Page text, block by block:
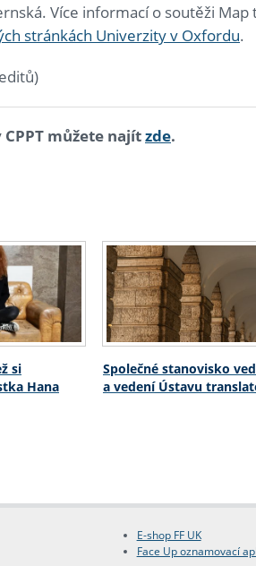
Více informací o soutěži
stránkách Univerzity v Oxfordu.
můžete najítzde.
si
Hana
Společné stanovisko
a vedení Ústavu
E-shop FF UK
Face Up oznamovací